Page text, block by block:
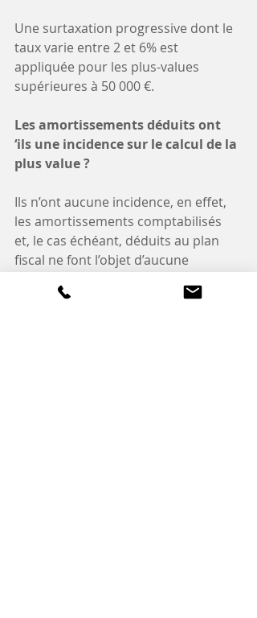
Une surtaxation progressive dont le
taux varie entre 2 et 6% est
appliquée pour les plus-values
supérieures à 50 000 €.
Les amortissements déduits ont
‘ils une incidence sur le calcul de la
plus value ?
Ils n’ont aucune incidence, en effet,
les amortissements comptabilisés
et, le cas échéant, déduits au plan
fiscal ne font l’objet d’aucune
Tout se passe  comme si le